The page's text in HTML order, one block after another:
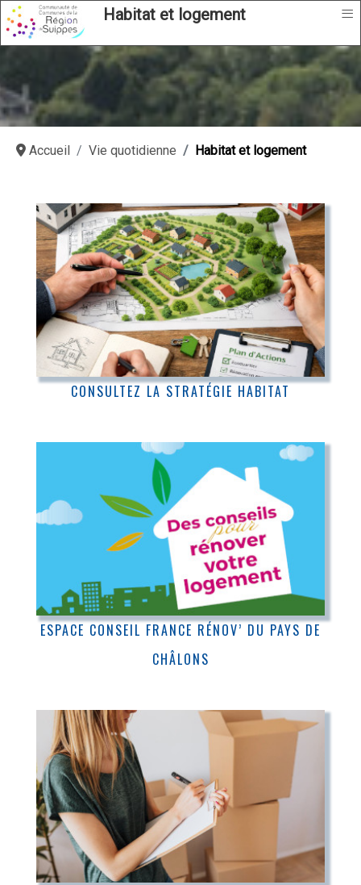
Habitat et logement ≡
Accueil Vie quotidienne Habitat et logement
CONSULTEZ LA STRATÉGIE HABITAT
ESPACE CONSEIL FRANCE RÉNOV’ DU PAYS DE
CHÂLONS